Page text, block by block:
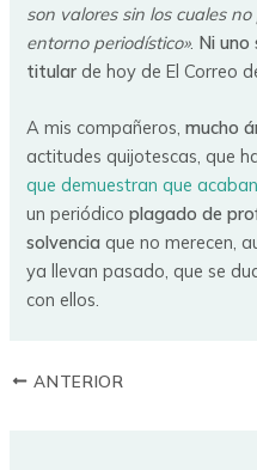
son valores sin los cuales
entorno periodístico». Ni uno
titular de hoy de El Correo
A mis compañeros,mucho
actitudes quijotescas, que
que demuestran que
un periódicoplagado de
solvencia que no merecen,
ya llevan pasado, que se
con ellos.
ANTERIOR